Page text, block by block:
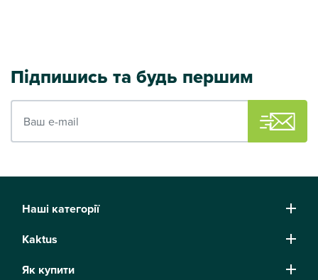
Підпишись та будь першим
Наші категорії
Kaktus
Як купити